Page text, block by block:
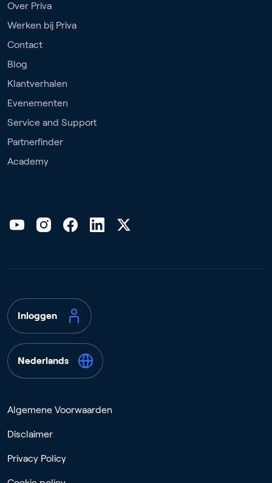
Over Priva
Werken bij Priva
Contact
Blog
Klantverhalen
Evenementen
Service and Support
Partnerfinder
Academy
Inloggen
Nederlands
Algemene Voorwaarden
Disclaimer
Privacy Policy